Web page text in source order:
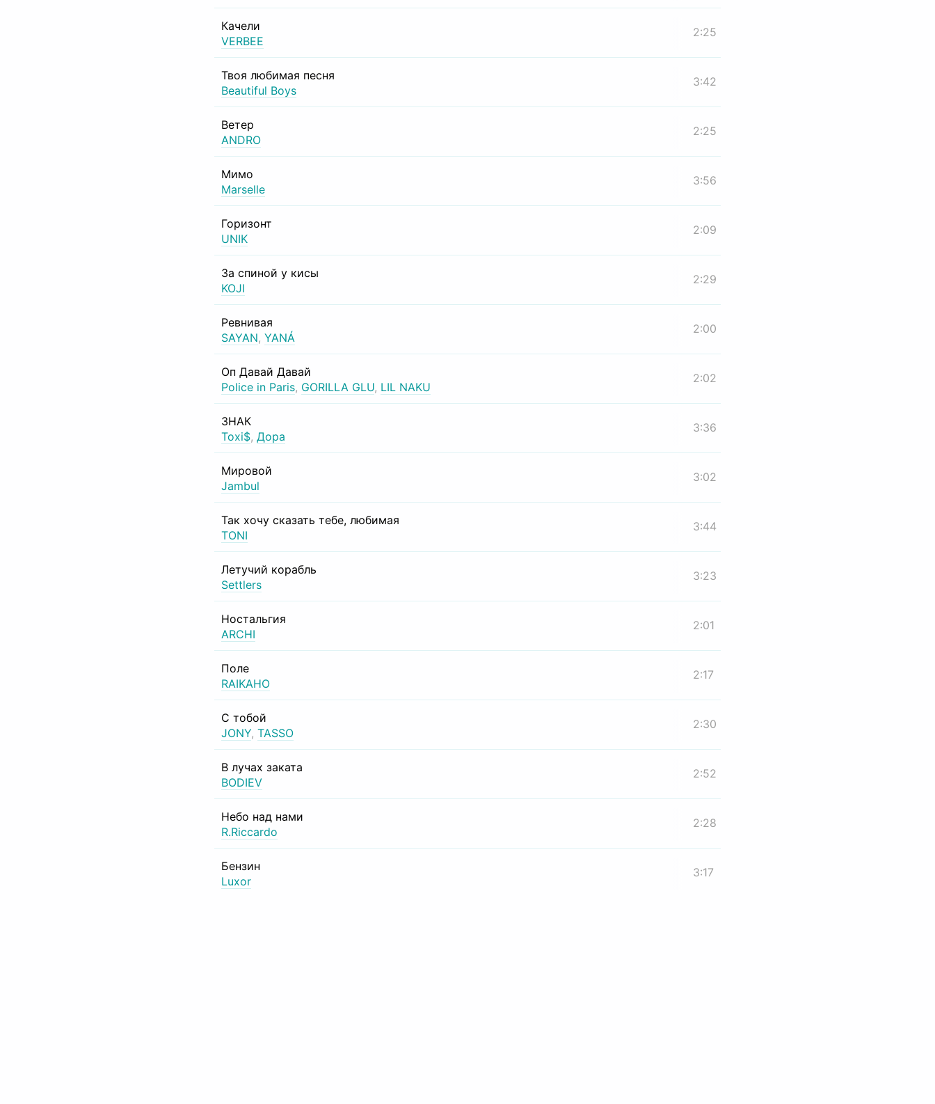
Качели
VERBEE
2:25
Твоя любимая песня
Beautiful Boys
3:42
Ветер
ANDRO
2:25
Мимо
Marselle
3:56
Горизонт
UNIK
2:09
За спиной у кисы
KOJI
2:29
Ревнивая
SAYAN, YANÁ
2:00
Оп Давай Давай
Police in Paris, GORILLA GLU, LIL NAKU
2:02
ЗНАК
Toxi$, Дора
3:36
Мировой
Jambul
3:02
Так хочу сказать тебе, любимая
TONI
3:44
Летучий корабль
Settlers
3:23
Ностальгия
ARCHI
2:01
Поле
RAIKAHO
2:17
С тобой
JONY, TASSO
2:30
В лучах заката
BODIEV
2:52
Небо над нами
R.Riccardo
2:28
Бензин
Luxor
3:17